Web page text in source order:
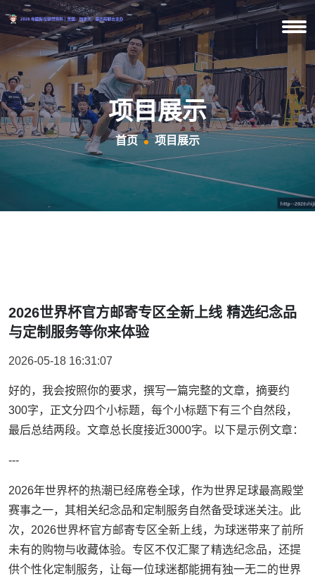
项目展示
首页 项目展示
2026世界杯官方邮寄专区全新上线 精选纪念品
与定制服务等你来体验
2026-05-18 16:31:07
好的，我会按照你的要求，撰写一篇完整的文章，摘要约
300字，正文分四个小标题，每个小标题下有三个自然段，
最后总结两段。文章总长度接近3000字。以下是示例文章：
---
2026年世界杯的热潮已经席卷全球，作为世界足球最高殿堂
赛事之一，其相关纪念品和定制服务自然备受球迷关注。此
次，2026世界杯官方邮寄专区全新上线，为球迷带来了前所
未有的购物与收藏体验。专区不仅汇聚了精选纪念品，还提
供个性化定制服务，让每一位球迷都能拥有独一无二的世界